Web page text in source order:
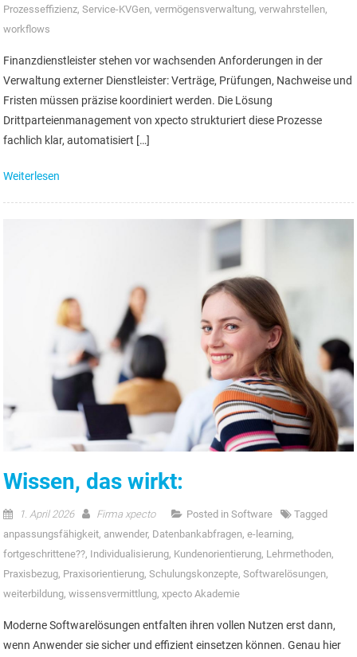
Prozesseffizienz,Service-KVGen,vermögensverwaltung,verwahrstellen,
workflows
Finanzdienstleister stehen vor wachsenden Anforderungen in der
Verwaltung externer Dienstleister: Verträge, Prüfungen, Nachweise und
Fristen müssen präzise koordiniert werden. Die Lösung
Drittparteienmanagement von xpecto strukturiert diese Prozesse
fachlich klar, automatisiert […]
Weiterlesen
Wissen, das wirkt:
1. April 2026 Firma xpecto Posted inSoftware
Tagged
anpassungsfähigkeit, anwender, Datenbankabfragen,e-learning,
fortgeschrittene??, Individualisierung, Kundenorientierung, Lehrmethoden,
Praxisbezug, Praxisorientierung,Schulungskonzepte,Softwarelösungen,
weiterbildung,wissensvermittlung,xpecto Akademie
Moderne Softwarelösungen entfalten ihren vollen Nutzen erst dann,
wenn Anwender sie sicher und effizient einsetzen können. Genau hier